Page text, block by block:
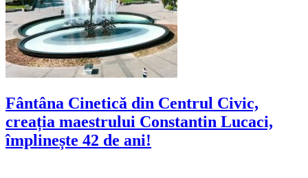
Fântâna Cinetică din Centrul Civic,
creația maestrului Constantin Lucaci,
împlinește 42 de ani!